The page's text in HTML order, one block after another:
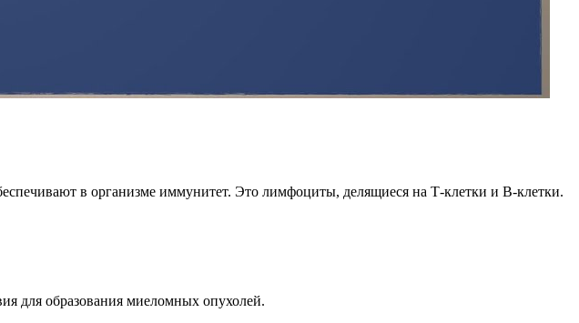
в организме иммунитет. Это лимфоциты, делящиеся на Т-клетки и В-клетки.
для образования миеломных опухолей.